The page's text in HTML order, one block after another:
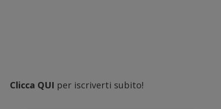
Clicca QUI per iscriverti subito!